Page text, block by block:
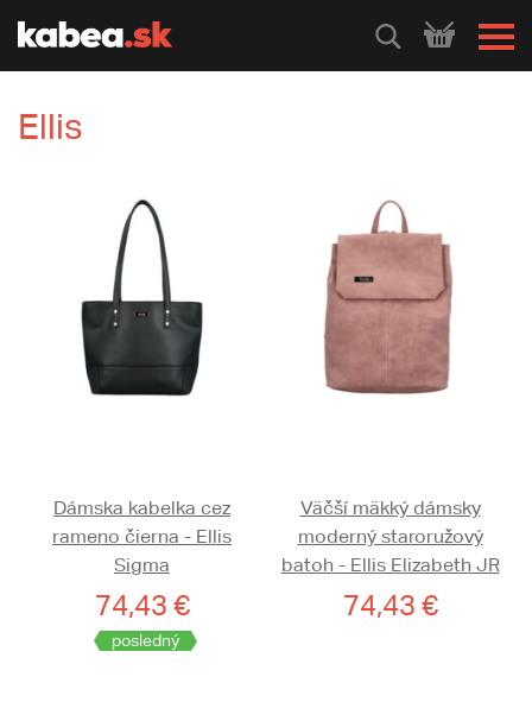
HLEDEJ
Ellis
Dámska kabelka cez
rameno čierna - Ellis
Sigma
74,43 €
posledný
Väčší mäkký dámsky
moderný staroružový
batoh - Ellis Elizabeth JR
74,43 €